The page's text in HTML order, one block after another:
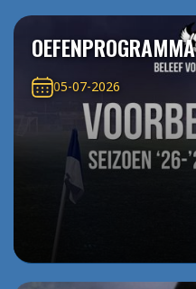
OEFENPROGRAMMA
05-07-2026